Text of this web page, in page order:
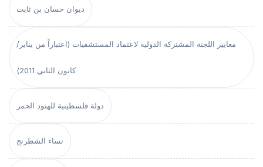
ديوان حسان بن ثابت
معايير اللجنة المشتركة الدولية لاعتماد المستشفيات (اعتباراً من يناير/
كانون الثاني 2011)
دولة فلسطينية للهنود الحمر
نساء الشطرنج